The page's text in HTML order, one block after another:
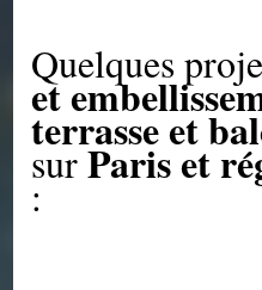
Quelques
et
terrasse et
surParis et
: